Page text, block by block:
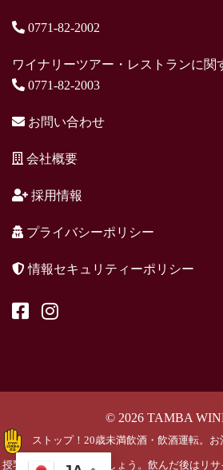
0771-82-2002
ワイナリーツアー・レストランに関
0771-82-2003
お問い合わせ
会社概要
採用情報
プライバシーポリシー
情報セキュリティーポリシー
© 2026 TAMBA
ストップ！20歳未満飲酒・飲酒運転。お
授乳期の飲酒はやめましょう。飲んだ後はリ